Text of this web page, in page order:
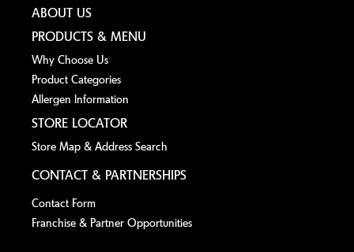
ABOUT US
PRODUCTS & MENU
Why Choose Us
Product Categories
Allergen lnformation
STORE LOCATOR
Store Map & Address Search
CONTACT & PARTNERSHIPS
Contact Form
Franchise & Partner Opportunities